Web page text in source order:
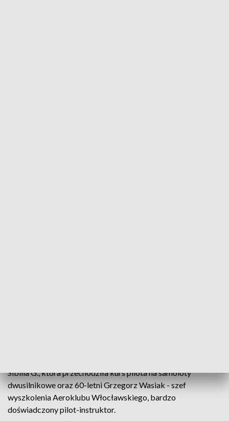
Sibilla G., która przechodziła kurs pilota na samoloty
dwusilnikowe oraz 60-letni Grzegorz Wasiak - szef
wyszkolenia Aeroklubu Włocławskiego, bardzo
doświadczony pilot-instruktor.